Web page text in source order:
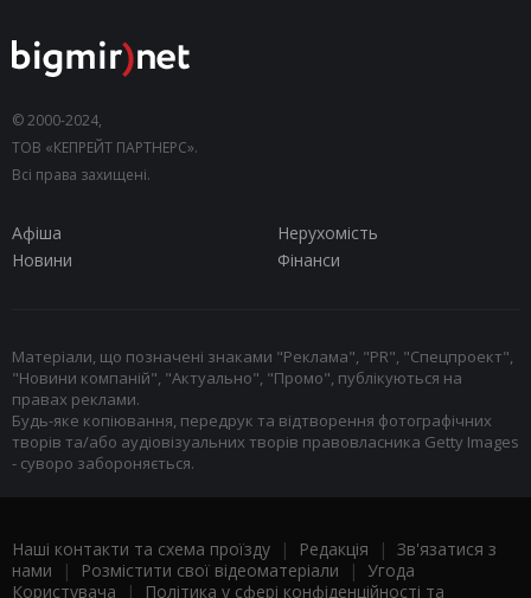
© 2000-2024,
ТОВ «КЕПРЕЙТ ПАРТНЕРС».
Всі права захищені.
Афіша
Нерухомість
Новини
Фінанси
Матеріали, що позначені знаками "Реклама", "PR", "Спецпроект",
"Новини компаній", "Актуально", "Промо", публікуються на
правах реклами.
Будь-яке копіювання, передрук та відтворення фотографічних
творів та/або аудіовізуальних творів правовласника Getty Images
- суворо забороняється.
Наші контакти та схема проїзду | Редакція | Зв'язатися з
нами | Розмістити свої відеоматеріали | Угода
Користувача | Політика у сфері конфіденційності та